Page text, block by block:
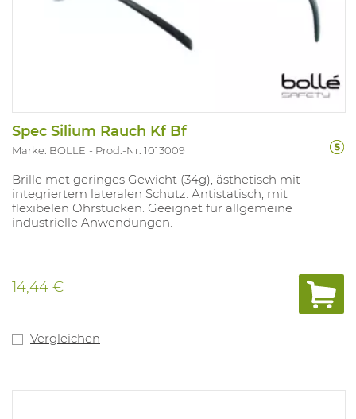
Spec Silium Rauch Kf Bf
Marke: BOLLE Prod.-Nr. 1013009
Brille met geringes Gewicht (34g), ästhetisch mit
integriertem lateralen Schutz. Antistatisch, mit
flexibelen Ohrstücken. Geeignet für allgemeine
industrielle Anwendungen.
14,44 €
Vergleichen